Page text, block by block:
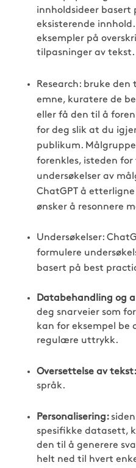
innholdsideer basert
eksisterende
eksempler på
tilpasninger av tekst.
Research: bruke den
emne, kuratere de
eller få den til å
for deg slik at du
publikum.
forenkles, isteden for
undersøkelser av
ChatGPT å
ønsker å resonnere
Undersøkelser:
formulere
basert på best
Databehandling og
deg snarveier som
kan for eksempel be
regulære uttrykk.
Oversettelse av tekst:
språk.
Personalisering:
spesifikke datasett,
den til å generere
helt ned til hvert